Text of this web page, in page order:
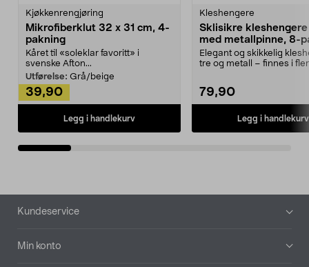
Kjøkkenrengjøring
Mikrofiberklut 32 x 31 cm, 4-
pakning
Kåret til «soleklar favoritt» i
svenske Afton...
Utførelse: Grå/beige
39,90
Legg i handlekurv
Kleshengere
Sklisikre
med metallpinne, 8-
Elegant og skikkelig
tre og metall – finnes i
79,90
Legg i handlekurv
Bunntekst
Kundeservice
Min konto